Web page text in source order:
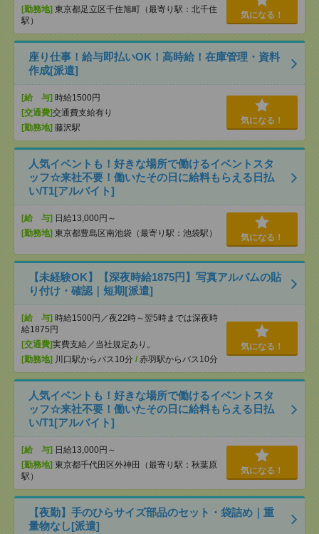
[勤務地] 東京都足立区千住旭町（最寄り駅：北千住
駅）
気になる！
座り仕事！給与即払いOK！高時給！在庫管理・資料
作成[派遣]
[給 与] 時給1500円
[交通費]交通費支給有り
[勤務地] 藤沢駅
気になる！
人気イベントも！好きな場所で働けるイベントスタ
ッフ☆来社不要！働いたその日に給料もらえる日払
い/T1[アルバイト]
[給 与] 日給13,000円～
[勤務地] 東京都豊島区南池袋（最寄り駅：池袋駅） 気になる！
【未経験OK】【深夜時給1875円】写真アルバムの貼
り付け・確認｜短期[派遣]
[給 与] 時給1500円／夜22時～翌5時までは深夜時
給1875円
[交通費]実費支給／当社規定あり。
[勤務地] 川口駅からバス10分 / 赤羽駅からバス10分
気になる！
人気イベントも！好きな場所で働けるイベントスタ
ッフ☆来社不要！働いたその日に給料もらえる日払
い/T1[アルバイト]
[給 与] 日給13,000円～
[勤務地] 東京都千代田区外神田（最寄り駅：秋葉原
駅）
気になる！
【夜勤】手のひらサイズ部品のセット・袋詰め｜重
量物なし[派遣]